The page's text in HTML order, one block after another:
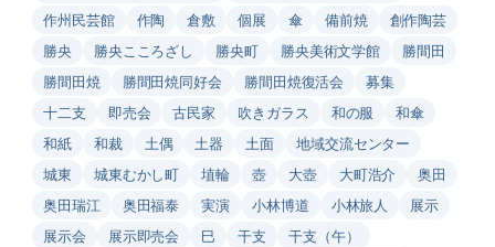
作州民芸館
作陶 倉敷 個展 傘 備前焼
創作陶芸
勝央
勝央こころざし 勝央町 勝央美術文学館
勝間田
勝間田焼
勝間田焼同好会 勝間田焼復活会
募集
十二支
即売会 古民家 吹きガラス 和の服
和傘
和紙
和裁 土偶 土器 土面
地域交流センター
城東
城東むかし町 埴輪 壺 大壺 大町浩介
奥田
奥田瑞江
奥田福泰 実演 小林博道 小林旅人
展示
展示会
展示即売会 巳 干支
干支（午）